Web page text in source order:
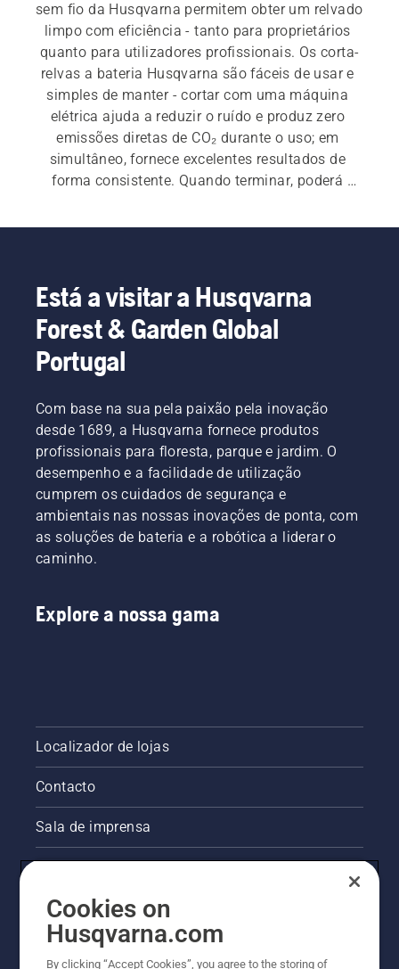
sem fio da Husqvarna permitem obter um relvado
limpo com eficiência - tanto para proprietários
quanto para utilizadores profissionais. Os corta-
relvas a bateria Husqvarna são fáceis de usar e
simples de manter - cortar com uma máquina
elétrica ajuda a reduzir o ruído e produz zero
emissões diretas de CO₂ durante o uso; em
simultâneo, fornece excelentes resultados de
forma consistente. Quando terminar, poderá
cortado.
Está a visitar a Husqvarna
Forest & Garden Global
Portugal
Com base na sua pela paixão pela inovação
desde 1689, a Husqvarna fornece produtos
profissionais para floresta, parque e jardim. O
desempenho e a facilidade de utilização
cumprem os cuidados de segurança e
ambientais nas nossas inovações de ponta, com
as soluções de bateria e a robótica a liderar o
caminho.
Explore a nossa gama
Localizador de lojas
Contacto
Sala de imprensa
Outros websites da Husqvarna
A abordagem da Husqvarna à sustentabilidade
Cookies on
Husqvarna.com
By clicking “Accept Cookies”, you agree to the storing of